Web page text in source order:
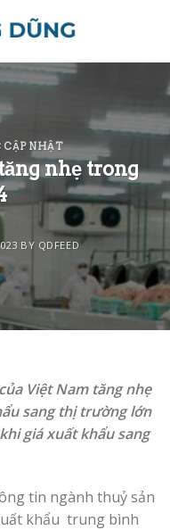
CẬP NHẬT
nhẹ trong
BY QDFEED
Việt Nam tăng nhẹ
sang thị trường lớn
giá xuất khẩu sang
tin ngành thuỷ sản
khẩu trung bình